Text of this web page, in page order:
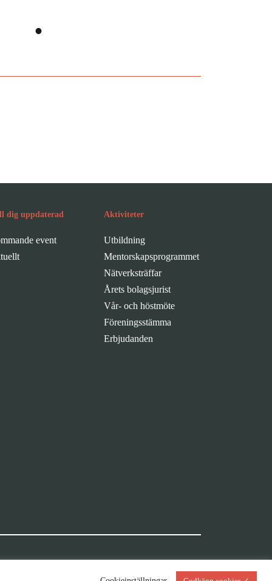
.
dig uppdaterad
event
Aktiviteter
Utbildning
Mentorskapsprogrammet
Nätverksträffar
Årets bolagsjurist
Vår- och höstmöte
Föreningsstämma
Erbjudanden